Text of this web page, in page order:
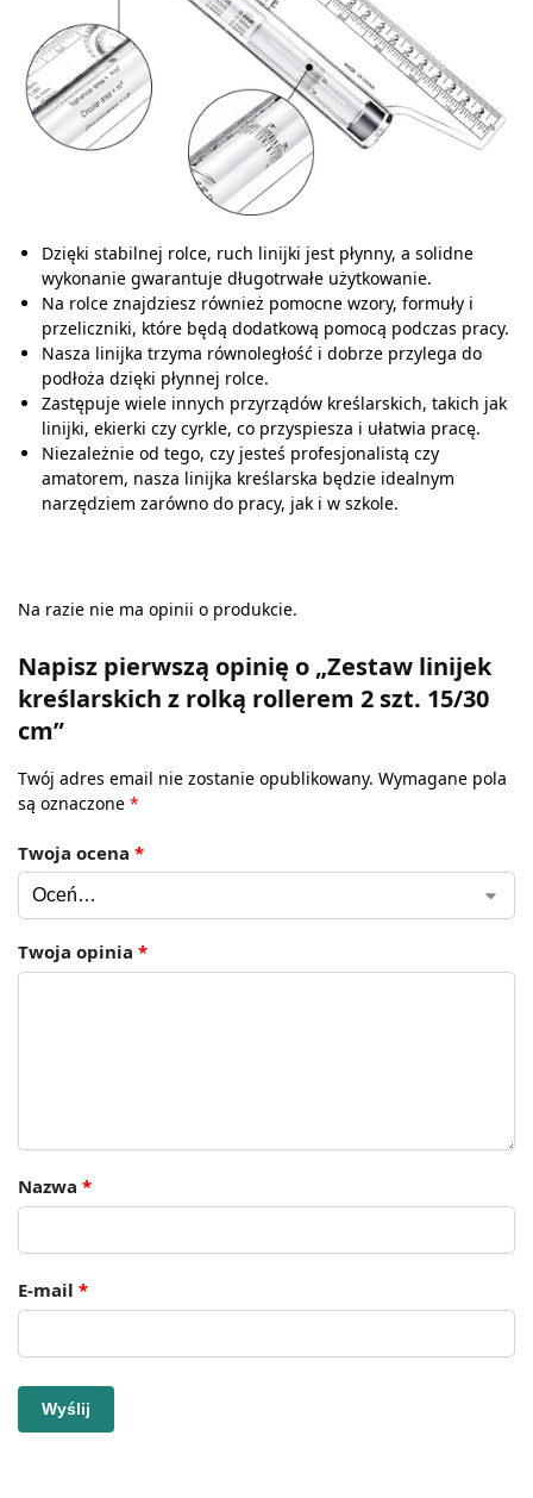
Dzięki stabilnej rolce, ruch linijki jest płynny, a solidne
wykonanie gwarantuje długotrwałe użytkowanie.
Na rolce znajdziesz również pomocne wzory, formuły i
przeliczniki, które będą dodatkową pomocą podczas pracy.
Nasza linijka trzyma równoległość i dobrze przylega do
podłoża dzięki płynnej rolce.
Zastępuje wiele innych przyrządów kreślarskich, takich jak
linijki, ekierki czy cyrkle, co przyspiesza i ułatwia pracę.
Niezależnie od tego, czy jesteś profesjonalistą czy
amatorem, nasza linijka kreślarska będzie idealnym
narzędziem zarówno do pracy, jak i w szkole.
Na razie nie ma opinii o produkcie.
Napisz pierwszą opinię o „Zestaw linijek
kreślarskich z rolką rollerem 2 szt. 15/30
cm”
Twój adres email nie zostanie opublikowany. Wymagane pola
są oznaczone *
Twoja ocena *
Twoja opinia *
Nazwa *
E-mail *